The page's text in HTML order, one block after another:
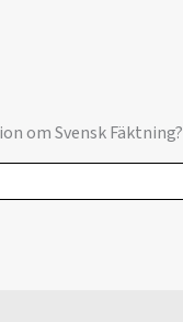
om Svensk Fäktning?